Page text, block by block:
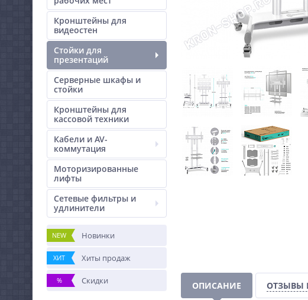
Кронштейны для
видеостен
Стойки для
презентаций
Серверные шкафы и
стойки
Кронштейны для
кассовой техники
Кабели и AV-
коммутация
Моторизированные
лифты
Сетевые фильтры и
удлинители
NEW Новинки
ХИТ Хиты продаж
% Скидки ОПИСАНИЕ ОТЗЫВЫ